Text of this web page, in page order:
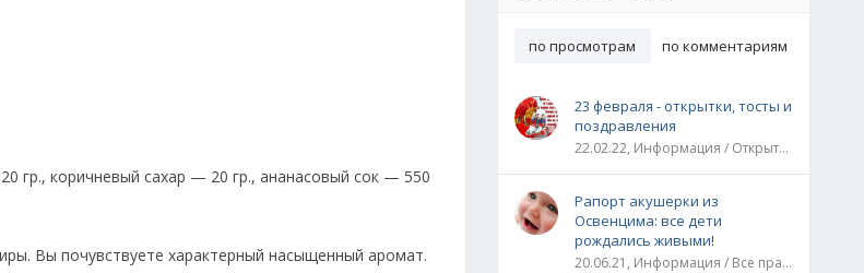
гр., коричневый сахар — 20 гр., ананасовый сок — 550
Вы почувствуете характерный насыщенный аромат.
по просмотрам по комментариям
23 февраля - открытки, тосты и
поздравления
22.02.22, Информация / Открытки / Все праздники
Рапорт акушерки из
Освенцима: все дети
рождались живыми!
20.06.21, Информация / Все праздники / Рассказы и истории